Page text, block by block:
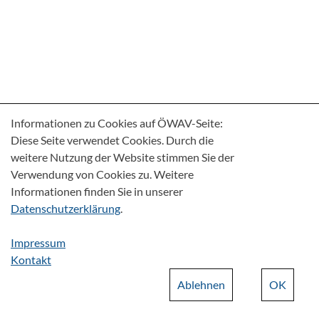
Informationen zu Cookies auf ÖWAV-Seite:
Diese Seite verwendet Cookies. Durch die
weitere Nutzung der Website stimmen Sie der
Verwendung von Cookies zu. Weitere
Informationen finden Sie in unserer
Datenschutzerklärung.
Impressum
Kontakt
OK
Ablehnen